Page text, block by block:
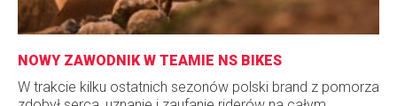
NOWY ZAWODNIK W TEAMIE NS BIKES
W trakcie kilku ostatnich sezonów polski brand z pomorza